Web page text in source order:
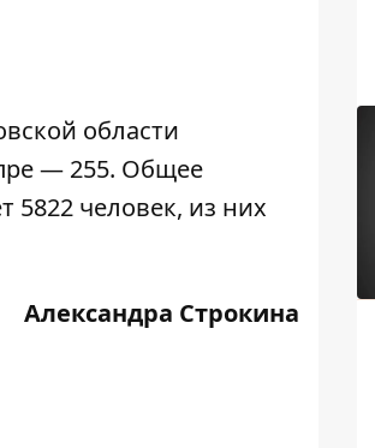
области
— 255. Общее
5822 человек, из них
Александра Строкина